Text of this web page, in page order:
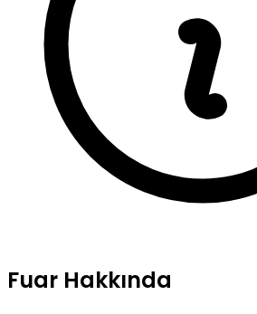
Fuar Hakkında